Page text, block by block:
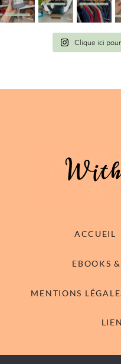
Clique ici
ACCUEIL
EBOOKS
MENTIONS